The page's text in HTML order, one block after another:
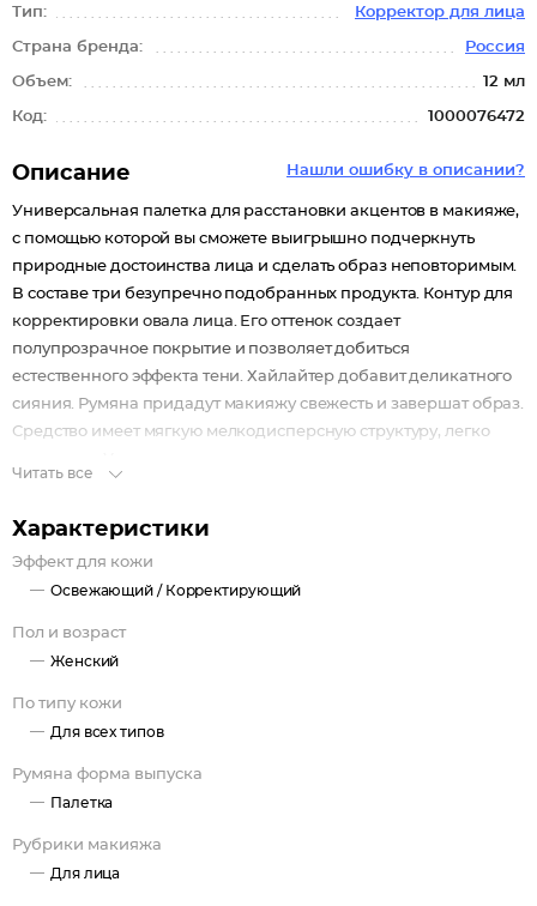
Тип: Корректор для лица
Страна бренда: Россия
Объем: 12 мл
Код: 1000076472
Нашли ошибку в описании?
Описание
Универсальная палетка для расстановки акцентов в макияже,
с помощью которой вы сможете выигрышно подчеркнуть
природные достоинства лица и сделать образ неповторимым.
В составе три безупречно подобранных продукта. Контур для
корректировки овала лица. Его оттенок создает
полупрозрачное покрытие и позволяет добиться
естественного эффекта тени. Хайлайтер добавит деликатного
сияния. Румяна придадут макияжу свежесть и завершат образ.
Средство имеет мягкую мелкодисперсную структуру, легко
выразительности. Преимущества многофункциональность и
экономия места в косметичке, выделение участков лица и
зоны декольте, естественный и выразительный макияж,
стойкость, можно использовать в качестве скульптора для
всего тела, подходит для всех типов кожи.
Читать все
Характеристики
Эффект для кожи
Освежающий / Корректирующий
Пол и возраст
Женский
По типу кожи
Для всех типов
Румяна форма выпуска
Палетка
Рубрики макияжа
Для лица